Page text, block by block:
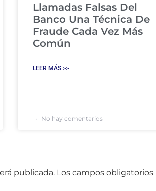
Llamadas Falsas Del
Banco Una Técnica De
Fraude Cada Vez Más
Común
LEER MÁS >>
No hay comentarios
publicada. Los campos obligatorios